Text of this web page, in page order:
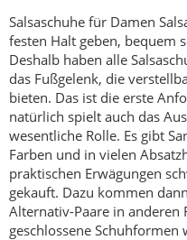
Salsaschuhe für Damen
festen Halt geben, bequem
Deshalb haben alle
das Fußgelenk, die
bieten. Das ist die erste
natürlich spielt auch das
wesentliche Rolle. Es gibt
Farben und in vielen
praktischen Erwägungen
gekauft. Dazu kommen
Alternativ-Paare in anderen
geschlossene Schuhformen